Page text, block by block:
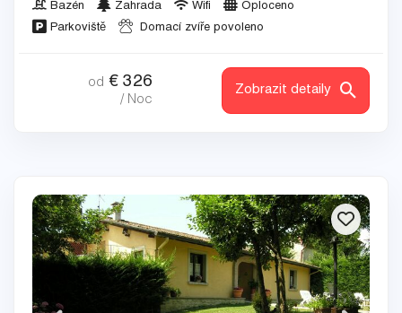
Bazén Zahrada Wifi
Oploceno
Parkoviště
Domací zvíře povoleno
od € 326
/ Noc
Zobrazit detaily